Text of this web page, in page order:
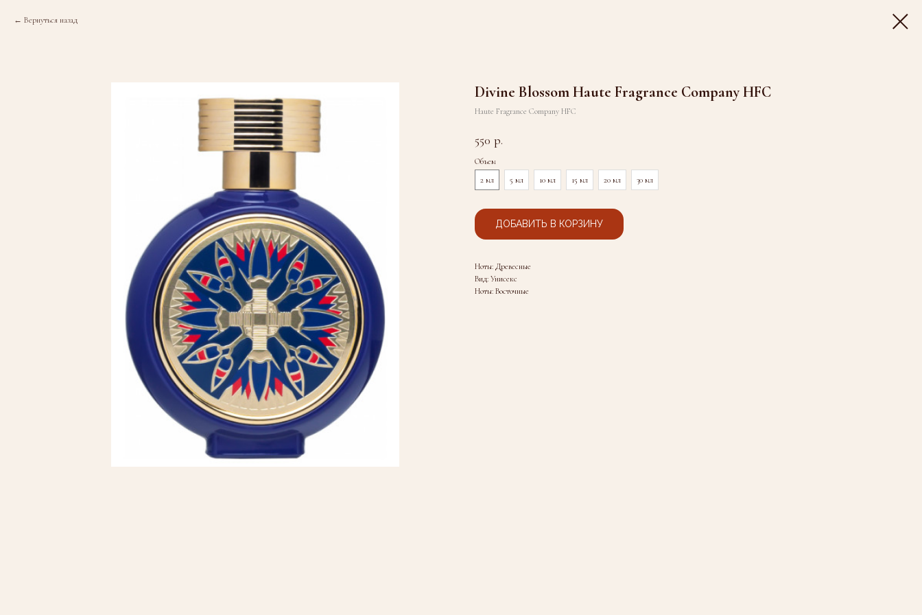
Вернуться назад
Divine Blossom Haute Fragrance Company HFC
Haute Fragrance Company HFC
550 р.
Объем
2 мл
5 мл 10 мл 15 мл 20 мл 30 мл
ДОБАВИТЬ В КОРЗИНУ
Ноты: Древесные
Вид: Унисекс
Ноты: Восточные